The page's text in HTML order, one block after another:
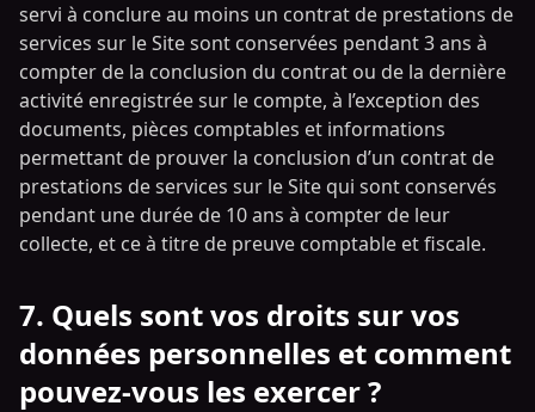
servi à conclure au moins un contrat de prestations de
services sur le Site sont conservées pendant 3 ans à
compter de la conclusion du contrat ou de la dernière
activité enregistrée sur le compte, à l’exception des
documents, pièces comptables et informations
permettant de prouver la conclusion d’un contrat de
prestations de services sur le Site qui sont conservés
pendant une durée de 10 ans à compter de leur
collecte, et ce à titre de preuve comptable et fiscale.
7. Quels sont vos droits sur vos
données personnelles et comment
pouvez-vous les exercer ?